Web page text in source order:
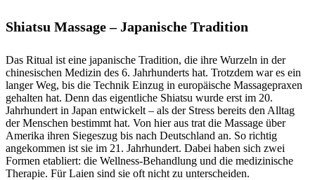
Shiatsu Massage – Japanische Tradition
Das Ritual ist eine japanische Tradition, die ihre Wurzeln in der
chinesischen Medizin des 6. Jahrhunderts hat. Trotzdem war es ein
langer Weg, bis die Technik Einzug in europäische Massagepraxen
gehalten hat. Denn das eigentliche Shiatsu wurde erst im 20.
Jahrhundert in Japan entwickelt – als der Stress bereits den Alltag
der Menschen bestimmt hat. Von hier aus trat die Massage über
Amerika ihren Siegeszug bis nach Deutschland an. So richtig
angekommen ist sie im 21. Jahrhundert. Dabei haben sich zwei
Formen etabliert: die Wellness-Behandlung und die medizinische
Therapie. Für Laien sind sie oft nicht zu unterscheiden.